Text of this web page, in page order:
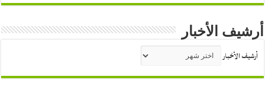
أرشيف الأخبار
أرشيف الأخبار